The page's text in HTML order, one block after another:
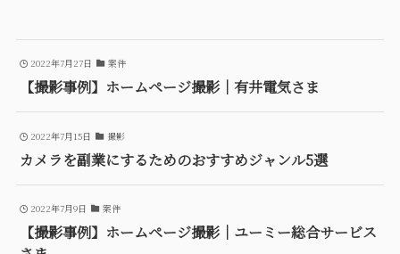
2022年7月27日 案件
【撮影事例】ホームページ撮影｜有井電気さま
2022年7月15日 撮影
カメラを副業にするためのおすすめジャンル5選
2022年7月9日 案件
【撮影事例】ホームページ撮影｜ユーミー総合サービス